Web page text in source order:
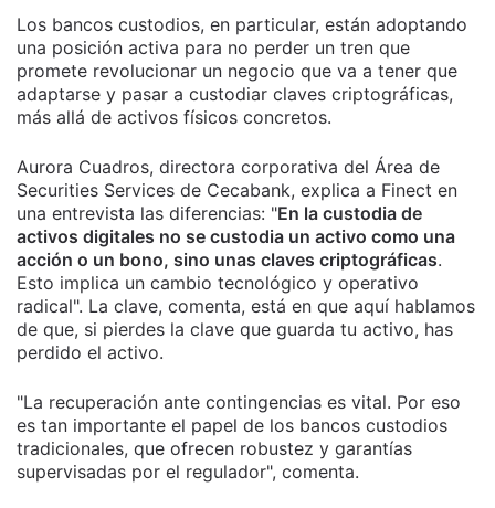
Los bancos custodios, en particular, están adoptando
una posición activa para no perder un tren que
promete revolucionar un negocio que va a tener que
adaptarse y pasar a custodiar claves criptográficas,
más allá de activos físicos concretos.
Aurora Cuadros, directora corporativa del Área de
Securities Services de Cecabank, explica a Finect en
una entrevista las diferencias: "En la custodia de
activos digitales no se custodia un activo como una
acción o un bono, sino unas claves criptográficas.
Esto implica un cambio tecnológico y operativo
radical". La clave, comenta, está en que aquí hablamos
de que, si pierdes la clave que guarda tu activo, has
perdido el activo.
"La recuperación ante contingencias es vital. Por eso
es tan importante el papel de los bancos custodios
tradicionales, que ofrecen robustez y garantías
supervisadas por el regulador", comenta.